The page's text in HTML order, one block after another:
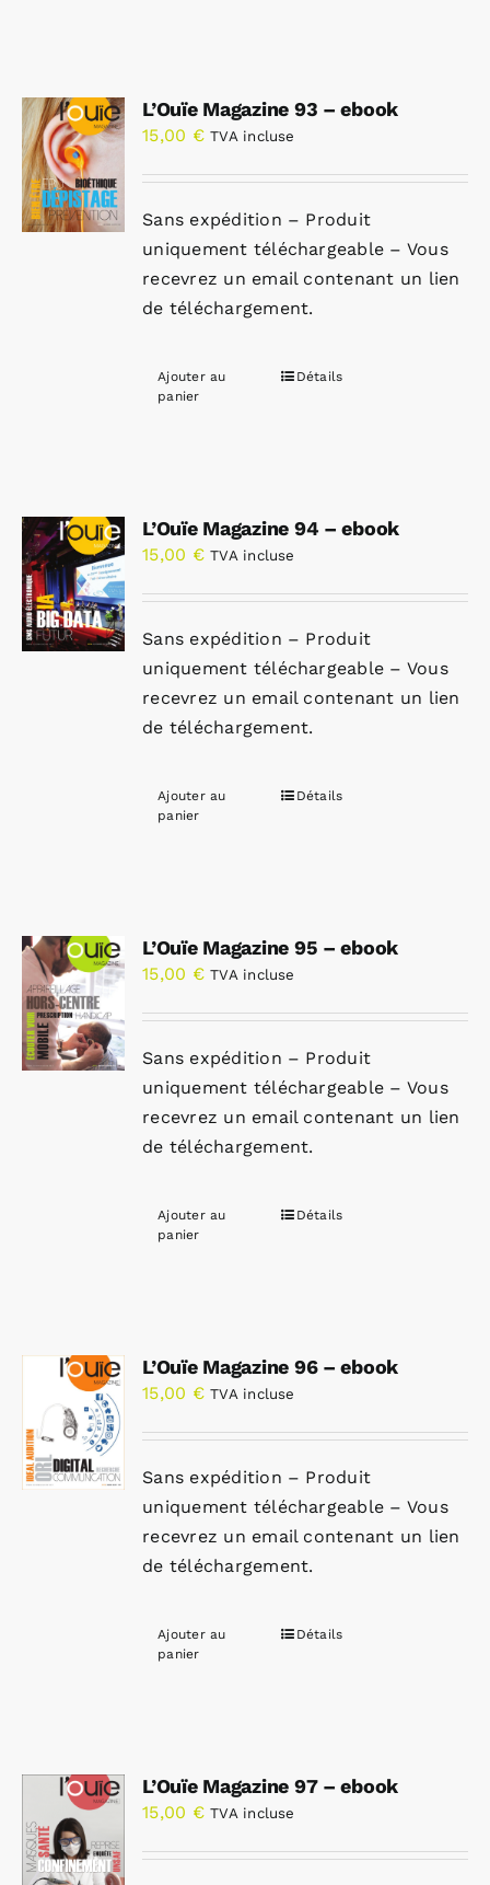
L’Ouïe Magazine 93 – ebook
15,00 € TVA incluse
Sans expédition – Produit
uniquement téléchargeable – Vous
recevrez un email contenant un lien
de téléchargement.
Ajouter au
panier
Détails
L’Ouïe Magazine 94 – ebook
15,00 € TVA incluse
Sans expédition – Produit
uniquement téléchargeable – Vous
recevrez un email contenant un lien
de téléchargement.
Ajouter au
panier
Détails
L’Ouïe Magazine 95 – ebook
15,00 € TVA incluse
Sans expédition – Produit
uniquement téléchargeable – Vous
recevrez un email contenant un lien
de téléchargement.
Ajouter au
panier
Détails
L’Ouïe Magazine 96 – ebook
15,00 € TVA incluse
Sans expédition – Produit
uniquement téléchargeable – Vous
recevrez un email contenant un lien
de téléchargement.
Ajouter au
panier
Détails
L’Ouïe Magazine 97 – ebook
15,00 € TVA incluse